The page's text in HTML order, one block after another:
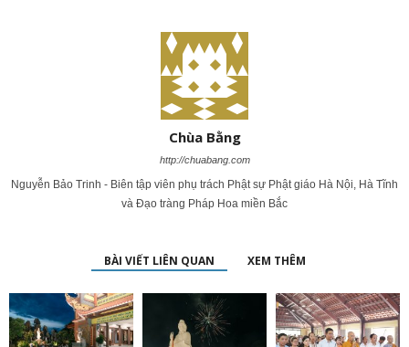
Chùa Bằng
http://chuabang.com
Nguyễn Bảo Trinh - Biên tập viên phụ trách Phật sự Phật giáo Hà Nội, Hà Tĩnh
và Đạo tràng Pháp Hoa miền Bắc
BÀI VIẾT LIÊN QUAN XEM THÊM